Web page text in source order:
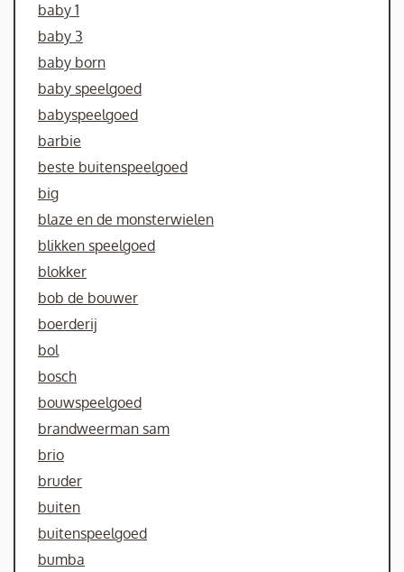
baby 1
baby 3
baby born
baby speelgoed
babyspeelgoed
barbie
beste buitenspeelgoed
big
blaze en de monsterwielen
blikken speelgoed
blokker
bob de bouwer
boerderij
bol
bosch
bouwspeelgoed
brandweerman sam
brio
bruder
buiten
buitenspeelgoed
bumba